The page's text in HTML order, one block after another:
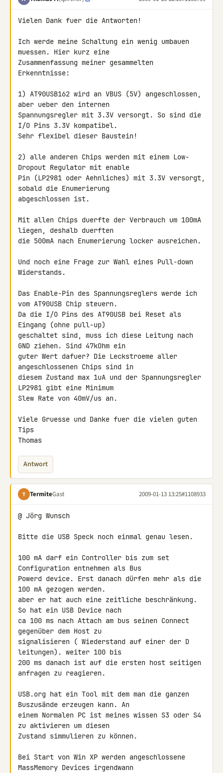
Vielen Dank fuer die Antworten!
Ich werde meine Schaltung ein wenig umbauen
muessen. Hier kurz eine
Zusammenfassung meiner gesammelten
Erkenntnisse:
1) AT90USB162 wird an VBUS (5V) angeschlossen,
aber ueber den internen
Spannungsregler mit 3.3V versorgt. So sind die
I/O Pins 3.3V kompatibel.
Sehr flexibel dieser Baustein!
2) alle anderen Chips werden mit einem Low-
Dropout Regulator mit enable
Pin (LP2981 oder Aehnliches) mit 3.3V versorgt,
sobald die Enumerierung
abgeschlossen ist.
Mit allen Chips duerfte der Verbrauch um 100mA
liegen, deshalb duerften
die 500mA nach Enumerierung locker ausreichen.
Und noch eine Frage zur Wahl eines Pull-down
Widerstands.
Das Enable-Pin des Spannungsreglers werde ich
vom AT90USB Chip steuern.
Da die I/O Pins des AT90USB bei Reset als
Eingang (ohne pull-up)
geschaltet sind, muss ich diese Leitung nach
GND ziehen. Sind 47kOhm ein
guter Wert dafuer? Die Leckstroeme aller
angeschlossenen Chips sind in
diesem Zustand max 1uA und der Spannungsregler
LP2981 gibt eine Minimum
Slew Rate von 40mV/us an.
Viele Gruesse und Danke fuer die vielen guten
Tips
Thomas
Antwort
T TermiteGast 2009-01-13 13:25#1108933
@ Jörg Wunsch
Bitte die USB Speck noch einmal genau lesen.
100 mA darf ein Controller bis zum set
Configuration entnehmen als Bus
Powerd device. Erst danach dürfen mehr als die
100 mA gezogen werden.
aber er hat auch eine zeitliche beschränkung.
So hat ein USB Device nach
ca 100 ms nach Attach am bus seinen Connect
gegenüber dem Host zu
signalisieren ( Wiederstand auf einer der D
leitungen). weiter 100 bis
200 ms danach ist auf die ersten host seitigen
anfragen zu reagieren.
USB.org hat ein Tool mit dem man die ganzen
Buszusände erzeugen kann. An
einem Normalen PC ist meines wissen S3 oder S4
zu aktivieren um diesen
Zustand simmulieren zu können.
Bei Start von Win XP werden angeschlossene
MassMemory Devices irgendwann